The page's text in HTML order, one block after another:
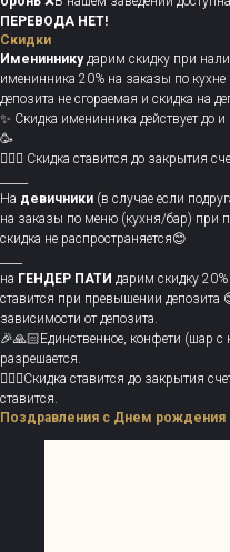
ПЕРЕВОДА НЕТ!
Скидки
Именинникударим скидку при
именинника 20% на заказы по
депозита не сгораемая и скидка на
✨ Скидка именинника действует до
🥳
💁🏻‍♀️ Скидка ставится до закрытия
На девичники (в случае если
на заказы по меню (кухня/бар) при
скидка не распространяется😊
на ГЕНДЕР ПАТИ дарим скидку
ставится при превышении
зависимости от депозита.
🎉🙏🏻Единственное, конфети (шар
разрешается.
💁🏻‍♀️Скидка ставится до закрытия
ставится.
Поздравления с Днем рождения